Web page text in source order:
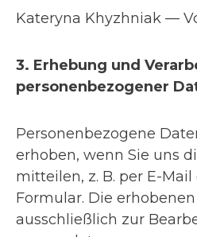
Kateryna Khyzhniak —
3. Erhebung und
personenbezogener
Personenbezogene
erhoben, wenn Sie uns
mitteilen, z. B. per E-
Formular. Die
ausschließlich zur